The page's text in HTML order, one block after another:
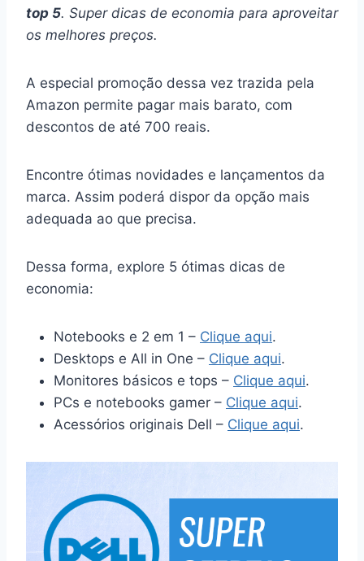
top 5. Super dicas de economia para aproveitar
os melhores preços.
A especial promoção dessa vez trazida pela
Amazon permite pagar mais barato, com
descontos de até 700 reais.
Encontre ótimas novidades e lançamentos da
marca. Assim poderá dispor da opção mais
adequada ao que precisa.
Dessa forma, explore 5 ótimas dicas de
economia:
Notebooks e 2 em 1 – Clique aqui.
Desktops e All in One – Clique aqui.
Monitores básicos e tops – Clique aqui.
PCs e notebooks gamer – Clique aqui.
Acessórios originais Dell – Clique aqui.